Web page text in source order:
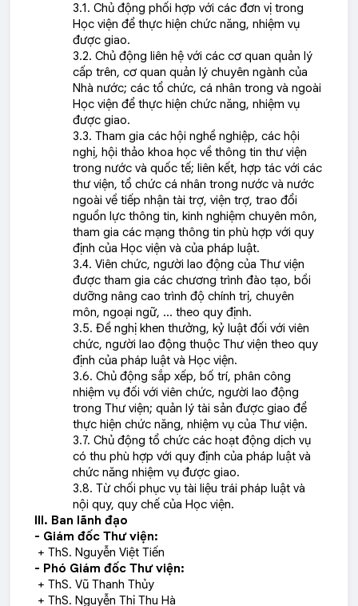
3.1. Chủ động phối hợp với các đơn vị trong
Học viện để thực hiện chức năng, nhiệm vụ
được giao.
3.2. Chủ động liên hệ với các cơ quan quản lý
cấp trên, cơ quan quản lý chuyên ngành của
Nhà nước; các tổ chức, cá nhân trong và ngoài
Học viện để thực hiện chức năng, nhiệm vụ
được giao.
3.3. Tham gia các hội nghề nghiệp, các hội
nghị, hội thảo khoa học về thông tin thư viện
trong nước và quốc tế; liên kết, hợp tác với các
thư viện, tổ chức cá nhân trong nước và nước
ngoài về tiếp nhận tài trợ, viện trợ, trao đổi
nguồn lực thông tin, kinh nghiệm chuyên môn,
tham gia các mạng thông tin phù hợp với quy
định của Học viện và của pháp luật.
3.4. Viên chức, người lao động của Thư viện
được tham gia các chương trình đào tạo, bồi
dưỡng nâng cao trình độ chính trị, chuyên
môn, ngoại ngữ, … theo quy định.
3.5. Đề nghị khen thưởng, kỷ luật đối với viên
chức, người lao động thuộc Thư viện theo quy
định của pháp luật và Học viện.
3.6. Chủ động sắp xếp, bố trí, phân công
nhiệm vụ đối với viên chức, người lao động
trong Thư viện; quản lý tài sản được giao để
thực hiện chức năng, nhiệm vụ của Thư viện.
3.7. Chủ động tổ chức các hoạt động dịch vụ
có thu phù hợp với quy định của pháp luật và
chức năng nhiệm vụ được giao.
3.8. Từ chối phục vụ tài liệu trái pháp luật và
nội quy, quy chế của Học viện.
III. Ban lãnh đạo
- Giám đốc Thư viện:
+ ThS. Nguyễn Việt Tiến
- Phó Giám đốc Thư viện:
+ ThS. Vũ Thanh Thủy
+ ThS. Nguyễn Thị Thu Hà